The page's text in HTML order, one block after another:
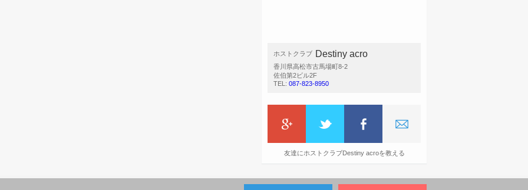
ホストクラブ Destiny acro
香川県高松市古馬場町8-2
佐伯第2ビル2F
TEL: 087-823-8950
友達にホストクラブDestiny acroを教える